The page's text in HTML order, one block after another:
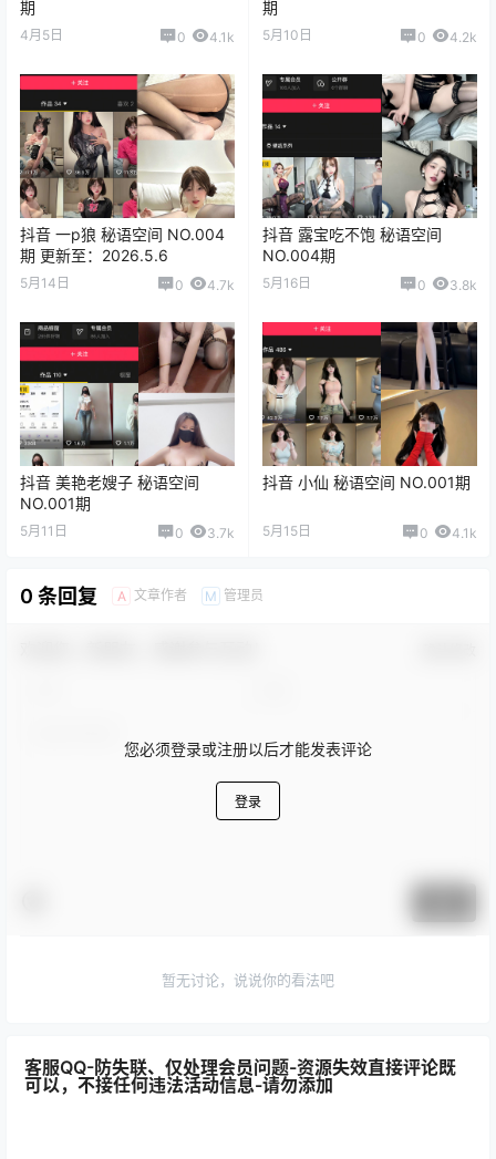
期
4月5日 0 4.1k
期
5月10日 0 4.2k
抖音 一p狼 秘语空间 NO.004
期 更新至：2026.5.6
5月14日 0 4.7k
抖音 露宝吃不饱 秘语空间
NO.004期
5月16日 0 3.8k
抖音 美艳老嫂子 秘语空间
NO.001期
5月11日 0 3.7k
抖音 小仙 秘语空间 NO.001期
5月15日 0 4.1k
0 条回复 A 文章作者 M 管理员
您必须登录或注册以后才能发表评论
登录
暂无讨论，说说你的看法吧
客服QQ-防失联、仅处理会员问题-资源失效直接评论既
可以，不接任何违法活动信息-请勿添加